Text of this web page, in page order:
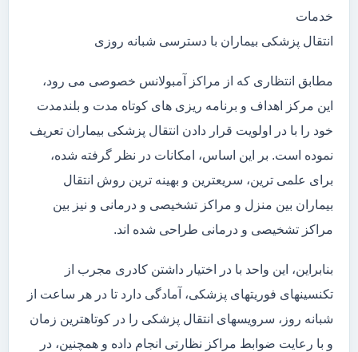
خدمات
انتقال پزشکی بیماران با دسترسی شبانه روزی
مطابق انتظاری که از مراکز آمبولانس خصوصی می رود،
این مرکز اهداف و برنامه ریزی های کوتاه مدت و بلندمدت
خود را با در اولویت قرار دادن انتقال پزشکی بیماران تعریف
نموده است. بر این اساس، امکانات در نظر گرفته شده،
برای علمی ترین، سریعترین و بهینه ترین روش انتقال
بیماران بین منزل و مراکز تشخیصی و درمانی و نیز بین
مراکز تشخیصی و درمانی طراحی شده اند.
بنابراین، این واحد با در اختیار داشتن کادری مجرب از
تکنسینهای فوریتهای پزشکی، آمادگی دارد تا در هر ساعت از
شبانه روز، سرویسهای انتقال پزشکی را در کوتاهترین زمان
و با رعایت ضوابط مراکز نظارتی انجام داده و همچنین، در